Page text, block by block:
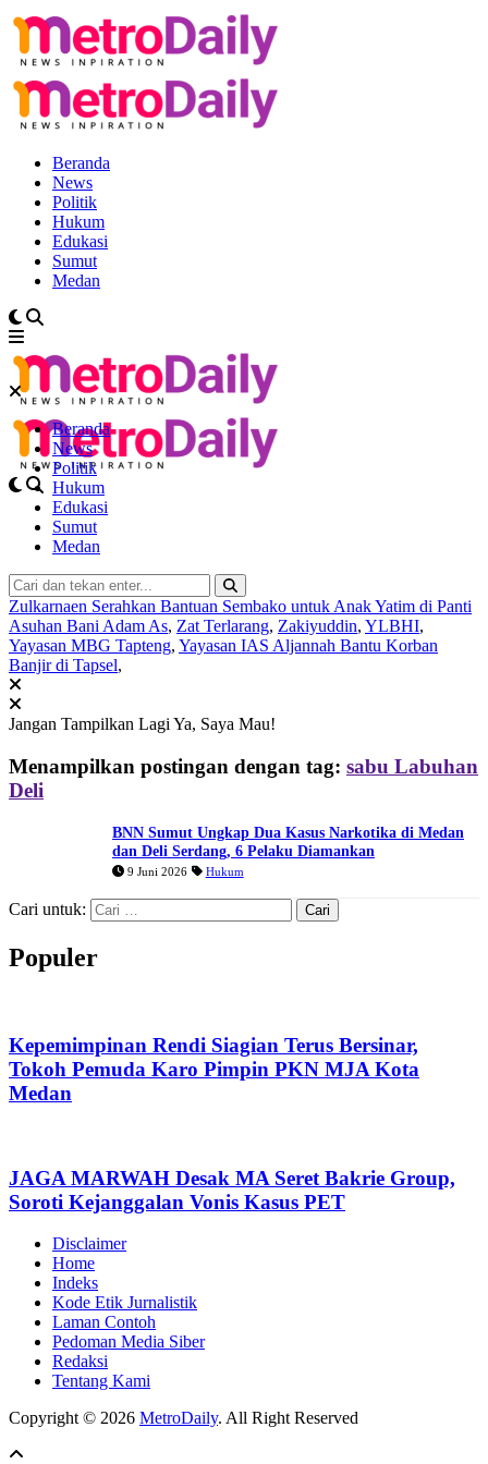
Beranda
News
Politik
Hukum
Edukasi
Sumut
Medan
Beranda
News
Politik
Hukum
Edukasi
Sumut
Medan
Zulkarnaen Serahkan Bantuan Sembako untuk Anak Yatim di Panti
Asuhan Bani Adam As, Zat Terlarang, Zakiyuddin, YLBHI,
Yayasan MBG Tapteng, Yayasan IAS Aljannah Bantu Korban
Banjir di Tapsel,
Jangan Tampilkan Lagi Ya, Saya Mau!
Menampilkan postingan dengan tag: sabu Labuhan
Deli
BNN Sumut Ungkap Dua Kasus Narkotika di Medan
dan Deli Serdang, 6 Pelaku Diamankan
9 Juni 2026 Hukum
Cari untuk:
Populer
Kepemimpinan Rendi Siagian Terus Bersinar,
Tokoh Pemuda Karo Pimpin PKN MJA Kota
Medan
JAGA MARWAH Desak MA Seret Bakrie Group,
Soroti Kejanggalan Vonis Kasus PET
Disclaimer
Home
Indeks
Kode Etik Jurnalistik
Laman Contoh
Pedoman Media Siber
Redaksi
Tentang Kami
Copyright © 2026 MetroDaily. All Right Reserved